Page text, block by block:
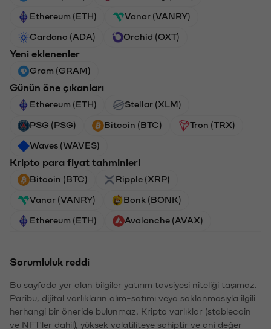
Ethereum (ETH) Vanar (VANRY)
Cardano (ADA) Orchid (OXT)
Yeni eklenenler
Gram (GRAM)
Günün öne çıkanları
Ethereum (ETH) Stellar (XLM)
PSG (PSG) Bitcoin (BTC) Tron (TRX)
Waves (WAVES)
Kripto para fiyat tahminleri
Bitcoin (BTC) Ripple (XRP)
Vanar (VANRY) Bonk (BONK)
Ethereum (ETH) Avalanche (AVAX)
Sorumluluk reddi
Bu sayfada yer alan bilgiler yatırım tavsiyesi niteliği taşımaz.
Paribu, dijital varlıkların alım-satımı veya saklanmasıyla ilgili
herhangi bir öneride bulunmaz. Kripto varlıklar (stablecoin
ve NFT'ler dahil), yüksek volatiliteye sahiptir ve ani değer